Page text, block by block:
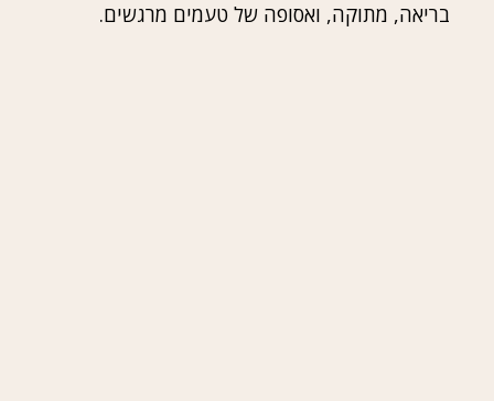
בריאה, מתוקה, ואסופה של טעמים מרגשים.